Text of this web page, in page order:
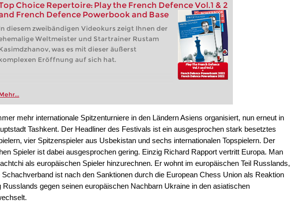
Choice Repertoire: Play the French Defence Vol.1 & 2
French Defence Powerbook and Base
diesem zweibändigen Videokurs zeigt Ihnen der
Weltmeister und Startrainer Rustam
was es mit dieser äußerst
Eröffnung auf sich hat.
mehr internationale Spitzenturniere in den Ländern Asiens organisiert, nun erneut in
Tashkent. Der Headliner des Festivals ist ein ausgesprochen stark besetztes
vier Spitzenspieler aus Usbekistan und sechs internationalen Topspielern. Der
Spieler ist dabei ausgesprochen gering. Einzig Richard Rapport vertritt Europa. Man
als europäischen Spieler hinzurechnen. Er wohnt im europäischen Teil Russlands,
ist nach den Sanktionen durch die European Chess Union als Reaktion
Russlands gegen seinen europäischen Nachbarn Ukraine in den asiatischen